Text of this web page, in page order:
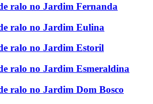
ralo no Jardim Fernanda
ralo no Jardim Eulina
ralo no Jardim Estoril
ralo no Jardim Esmeraldina
ralo no Jardim Dom Bosco